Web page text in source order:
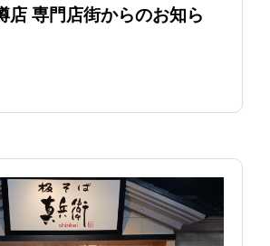
店 専門店街からのお知ら